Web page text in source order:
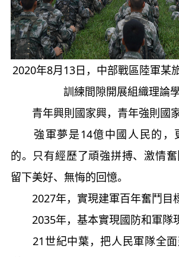
2020年8月13日，中部戰區陸軍某
訓練間隙開展組織理論學
青年興則國家興，青年強則國家
強軍夢是14億中國人民的，
的。只有經歷了頑強拼搏、激情
留下美好、無悔的回憶。
2027年，實現建軍百年奮鬥目
2035年，基本實現國防和軍隊現
21世紀中葉，把人民軍隊全面